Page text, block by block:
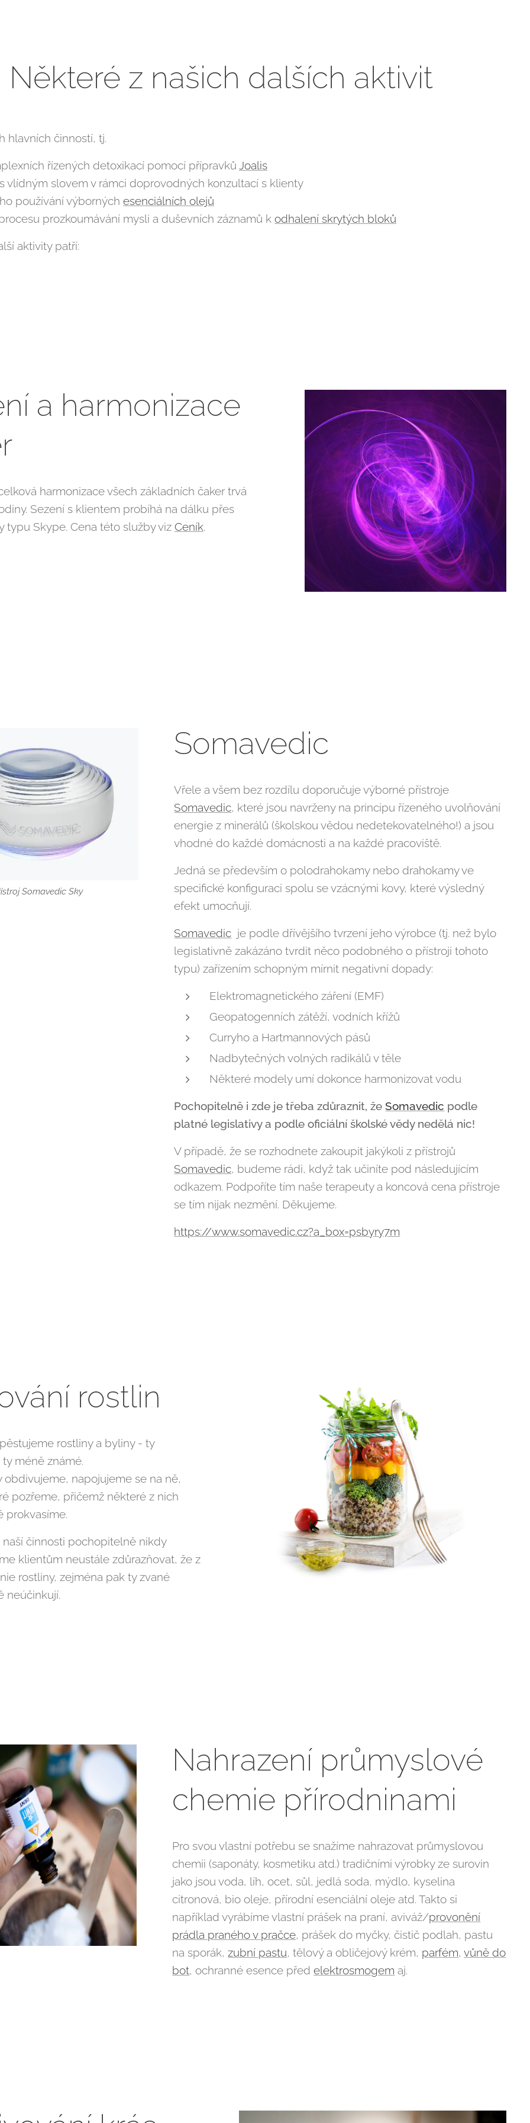
Některé z našich dalších aktivit
hlavních činností, tj.
řízených detoxikací pomocí přípravků Joalis
vlídným slovem v rámci doprovodných konzultací s klienty
používání výborných esenciálních olejů
prozkoumávání mysli a duševních záznamů k odhalení skrytých bloků
aktivity patří:
a harmonizace
harmonizace všech základních čaker trvá
Sezení s klientem probíhá na dálku přes
typu Skype. Cena této služby viz Ceník.
Somavedic Sky
Somavedic
Vřele a všem bez rozdílu doporučuje výborné přístroje
Somavedic, které jsou navrženy na principu řízeného uvolňování
energie z minerálů (školskou vědou nedetekovatelného!) a jsou
vhodné do každé domácnosti a na každé pracoviště.
Jedná se především o polodrahokamy nebo drahokamy ve
specifické konfiguraci spolu se vzácnými kovy, které výsledný
efekt umocňují.
Somavedic je podle dřívějšího tvrzení jeho výrobce (tj. než bylo
legislativně zakázáno tvrdit něco podobného o přístroji tohoto
typu) zařízením schopným mírnit negativní dopady:
Elektromagnetického záření (EMF)
Geopatogenních zátěží, vodních křížů
Curryho a Hartmannových pásů
Nadbytečných volných radikálů v těle
Některé modely umí dokonce harmonizovat vodu
Pochopitelně i zde je třeba zdůraznit, žeSomavedic podle
platné legislativy a podle oficiální školské vědy nedělá nic!
V případě, že se rozhodnete zakoupit jakýkoli z přístrojů
Somavedic, budeme rádi, když tak učiníte pod následujícím
odkazem. Podpoříte tím naše terapeuty a koncová cena přístroje
se tím nijak nezmění. Děkujeme.
https://www.somavedic.cz?a_box=psbyry7m
rostlin
rostliny a byliny - ty
méně známé.
obdivujeme, napojujeme se na ně,
pozřeme, přičemž některé z nich
prokvasíme.
naší činnosti pochopitelně nikdy
klientům neustále zdůrazňovat, že z
rostliny, zejména pak ty zvané
neúčinkují.
Nahrazení průmyslové
chemie přírodninami
Pro svou vlastní potřebu se snažíme nahrazovat průmyslovou
chemii (saponáty, kosmetiku atd.) tradičními výrobky ze surovin
jako jsou voda, líh, ocet, sůl, jedlá soda, mýdlo, kyselina
citronová, bio oleje, přírodní esenciální oleje atd. Takto si
například vyrábíme vlastní prášek na praní, aviváž/provonění
prádla praného v pračce, prášek do myčky, čistič podlah, pastu
na sporák,zubní pastu, tělový a obličejový krém, parfém,vůně do
bot, ochranné esence předelektrosmogem aj.